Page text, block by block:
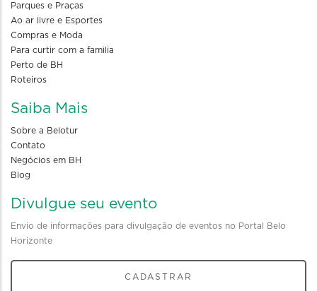
Parques e Praças
Ao ar livre e Esportes
Compras e Moda
Para curtir com a familia
Perto de BH
Roteiros
Saiba Mais
Sobre a Belotur
Contato
Negócios em BH
Blog
Divulgue seu evento
Envio de informações para divulgação de eventos no Portal Belo
Horizonte
CADASTRAR